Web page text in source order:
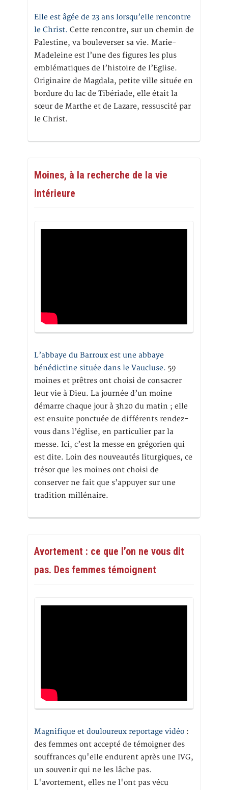
Elle est âgée de 23 ans lorsqu’elle rencontre
le Christ. Cette rencontre, sur un chemin de
Palestine, va bouleverser sa vie. Marie-
Madeleine est l’une des figures les plus
emblématiques de l’histoire de l’Eglise.
Originaire de Magdala, petite ville située en
bordure du lac de Tibériade, elle était la
sœur de Marthe et de Lazare, ressuscité par
le Christ.
Moines, à la recherche de la vie
intérieure
L’abbaye du Barroux est une abbaye
bénédictine située dans le Vaucluse. 59
moines et prêtres ont choisi de consacrer
leur vie à Dieu. La journée d’un moine
démarre chaque jour à 3h20 du matin ; elle
est ensuite ponctuée de différents rendez-
vous dans l’église, en particulier par la
messe. Ici, c’est la messe en grégorien qui
est dite. Loin des nouveautés liturgiques, ce
trésor que les moines ont choisi de
conserver ne fait que s’appuyer sur une
tradition millénaire.
Avortement : ce que l’on ne vous dit
pas. Des femmes témoignent
Magnifique et douloureux reportage vidéo :
des femmes ont accepté de témoigner des
souffrances qu'elle endurent après une IVG,
un souvenir qui ne les lâche pas.
L'avortement, elles ne l'ont pas vécu